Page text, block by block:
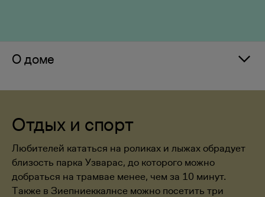
О доме
Отдых и спорт
Любителей кататься на роликах и лыжах обрадует
близость парка Узварас, до которого можно
добраться на трамвае менее, чем за 10 минут.
Также в Зиепниеккалнсе можно посетить три